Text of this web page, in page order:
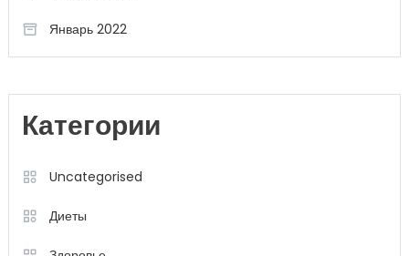
Январь 2022
Категории
Uncategorised
Диеты